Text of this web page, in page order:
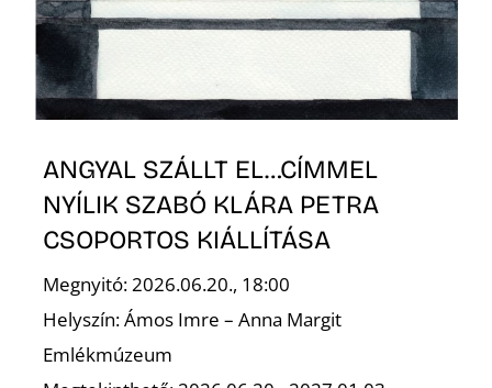
ANGYAL SZÁLLT EL…CÍMMEL
NYÍLIK SZABÓ KLÁRA PETRA
CSOPORTOS KIÁLLÍTÁSA
Megnyitó: 2026.06.20., 18:00
Helyszín: Ámos Imre – Anna Margit
Emlékmúzeum